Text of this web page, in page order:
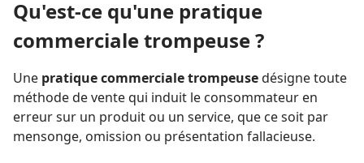
Qu'est-ce qu'une pratique
commerciale trompeuse ?
Une pratique commerciale trompeusedésigne toute
méthode de vente qui induit le consommateur en
erreur sur un produit ou un service, que ce soit par
mensonge, omission ou présentation fallacieuse.